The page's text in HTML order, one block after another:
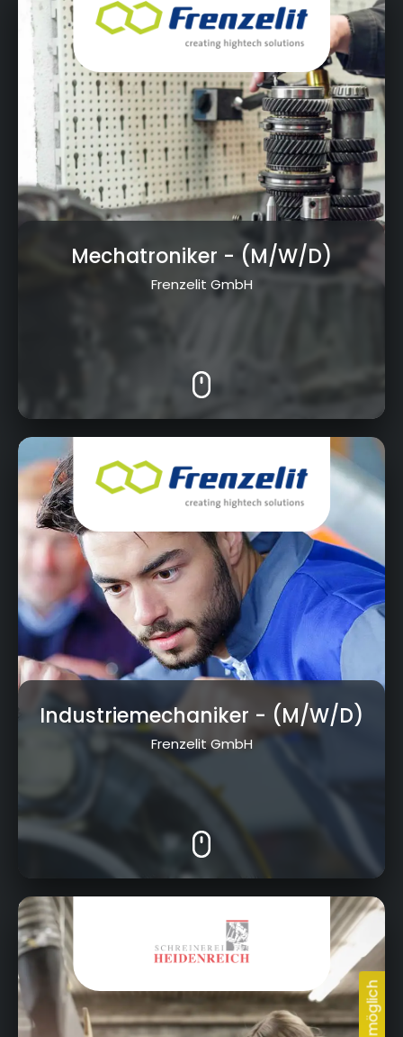
Heyho!
Bereit, deine Ausbildung
in Bayreuth zu finden?
Mechatroniker - (M/W/D)
Frenzelit GmbH
Frankenhammer, 95460 Bad Berneck
Industriemechaniker - (M/W/D)
Frenzelit GmbH
Hauptstraße 26, 95494 Gesees